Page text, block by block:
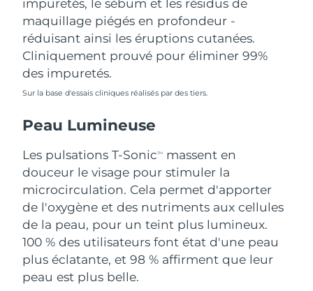
impuretés, le sébum et les résidus de
maquillage piégés en profondeur -
réduisant ainsi les éruptions cutanées.
Cliniquement prouvé pour éliminer 99%
des impuretés.
Sur la base d'essais cliniques réalisés par des tiers.
Peau Lumineuse
Les pulsations T-SonicTM
massent en
douceur le visage pour stimuler la
microcirculation. Cela permet d'apporter
de l'oxygène et des nutriments aux cellules
de la peau, pour un teint plus lumineux.
100 % des utilisateurs font état d'une peau
plus éclatante, et 98 % affirment que leur
peau est plus belle.
Singapour Livraison estimée
Slovaquie Livraison estimée
Slovénie
Espagne Livraison estimée
Suède Livraison estimée8/9/26
Suisse Livraison estimée8/9/26
Taïwan